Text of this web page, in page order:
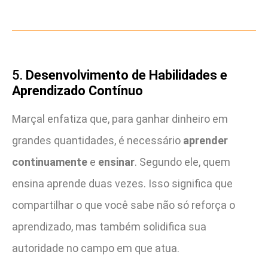
5. Desenvolvimento de Habilidades e
Aprendizado Contínuo
Marçal enfatiza que, para ganhar dinheiro em
grandes quantidades, é necessário aprender
continuamente e ensinar. Segundo ele, quem
ensina aprende duas vezes. Isso significa que
compartilhar o que você sabe não só reforça o
aprendizado, mas também solidifica sua
autoridade no campo em que atua.